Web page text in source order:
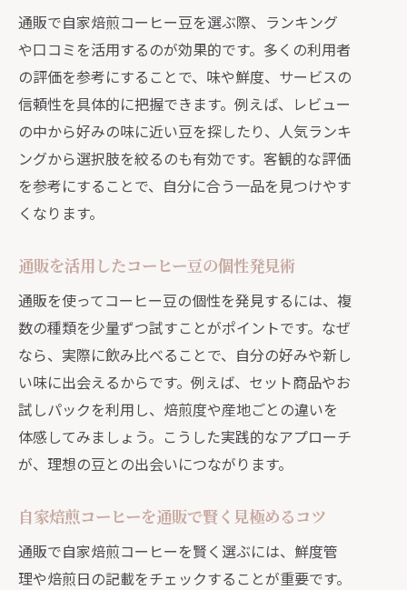
通販で自家焙煎コーヒー豆を選ぶ際、ランキング
や口コミを活用するのが効果的です。多くの利用者
の評価を参考にすることで、味や鮮度、サービスの
信頼性を具体的に把握できます。例えば、レビュー
の中から好みの味に近い豆を探したり、人気ランキ
ングから選択肢を絞るのも有効です。客観的な評価
を参考にすることで、自分に合う一品を見つけやす
くなります。
通販を活用したコーヒー豆の個性発見術
通販を使ってコーヒー豆の個性を発見するには、複
数の種類を少量ずつ試すことがポイントです。なぜ
なら、実際に飲み比べることで、自分の好みや新し
い味に出会えるからです。例えば、セット商品やお
試しパックを利用し、焙煎度や産地ごとの違いを
体感してみましょう。こうした実践的なアプローチ
が、理想の豆との出会いにつながります。
自家焙煎コーヒーを通販で賢く見極めるコツ
通販で自家焙煎コーヒーを賢く選ぶには、鮮度管
理や焙煎日の記載をチェックすることが重要です。